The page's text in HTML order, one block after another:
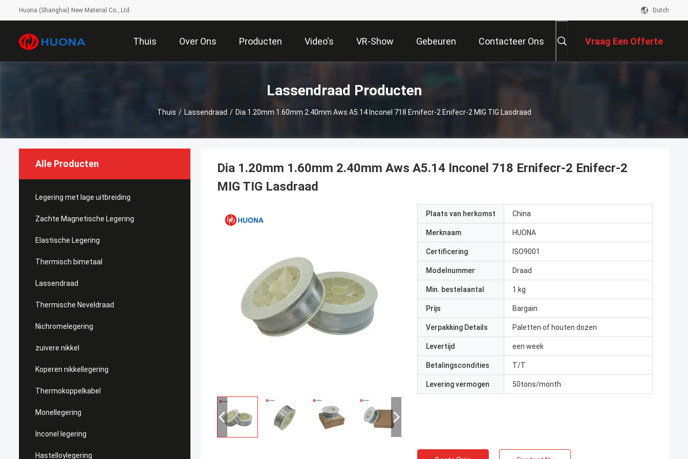
Huona (Shanghai) New Material Co., Ltd. Dutch
Thuis Over Ons Producten Video's VR-Show Gebeuren Contacteer Ons Vraag Een Offerte
Lassendraad Producten
Thuis / Lassendraad / Dia 1.20mm 1.60mm 2.40mm Aws A5.14 Inconel 718 Ernifecr-2 Enifecr-2 MIG TIG Lasdraad
Alle Producten
Legering met lage uitbreiding
Zachte Magnetische Legering
Elastische Legering
Thermisch bimetaal
Lassendraad
Thermische Neveldraad
Nichromelegering
zuivere nikkel
Koperen nikkellegering
Thermokoppelkabel
Monellegering
Inconel legering
Hastelloylegering
Dia 1.20mm 1.60mm 2.40mm Aws A5.14 Inconel 718 Ernifecr-2 Enifecr-2
MIG TIG Lasdraad
Plaats van herkomst China
Merknaam HUONA
Certificering ISO9001
Modelnummer Draad
Min. bestelaantal 1 kg
Prijs Bargain
Verpakking Details Paletten of houten dozen
Levertijd een week
Betalingscondities T/T
Levering vermogen 50tons/month